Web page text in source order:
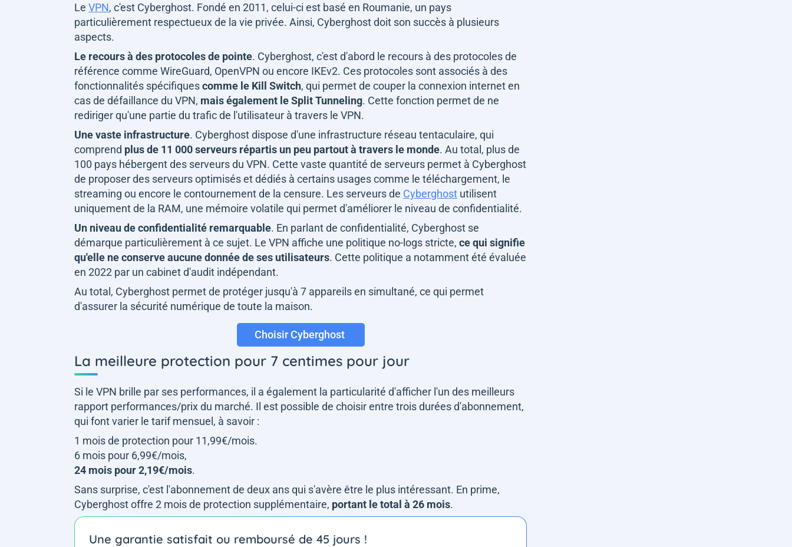
Le VPN, c'est Cyberghost. Fondé en 2011, celui-ci est basé en Roumanie, un pays
particulièrement respectueux de la vie privée. Ainsi, Cyberghost doit son succès à plusieurs
aspects.
Le recours à des protocoles de pointe. Cyberghost, c'est d'abord le recours à des protocoles de
référence comme WireGuard, OpenVPN ou encore IKEv2. Ces protocoles sont associés à des
fonctionnalités spécifiquescomme le Kill Switch, qui permet de couper la connexion internet en
cas de défaillance du VPN, mais également le Split Tunneling. Cette fonction permet de ne
rediriger qu'une partie du trafic de l'utilisateur à travers le VPN.
Une vaste infrastructure. Cyberghost dispose d'une infrastructure réseau tentaculaire, qui
comprend plus de 11 000 serveurs répartis un peu partout à travers le monde. Au total, plus de
100 pays hébergent des serveurs du VPN. Cette vaste quantité de serveurs permet à Cyberghost
de proposer des serveurs optimisés et dédiés à certains usages comme le téléchargement, le
streaming ou encore le contournement de la censure. Les serveurs de Cyberghost utilisent
uniquement de la RAM, une mémoire volatile qui permet d'améliorer le niveau de confidentialité.
Un niveau de confidentialité remarquable. En parlant de confidentialité, Cyberghost se
démarque particulièrement à ce sujet. Le VPN affiche une politique no-logs stricte, ce qui signifie
qu'elle ne conserve aucune donnée de ses utilisateurs. Cette politique a notamment été évaluée
en 2022 par un cabinet d'audit indépendant.
Au total, Cyberghost permet de protéger jusqu'à 7 appareils en simultané, ce qui permet
d'assurer la sécurité numérique de toute la maison.
Choisir Cyberghost
La meilleure protection pour 7 centimes pour jour
Si le VPN brille par ses performances, il a également la particularité d'afficher l'un des meilleurs
rapport performances/prix du marché. Il est possible de choisir entre trois durées d'abonnement,
qui font varier le tarif mensuel, à savoir :
1 mois de protection pour 11,99€/mois.
6 mois pour 6,99€/mois,
24 mois pour 2,19€/mois.
Sans surprise, c'est l'abonnement de deux ans qui s'avère être le plus intéressant. En prime,
Cyberghost offre 2 mois de protection supplémentaire, portant le total à 26 mois.
Une garantie satisfait ou remboursé de 45 jours !